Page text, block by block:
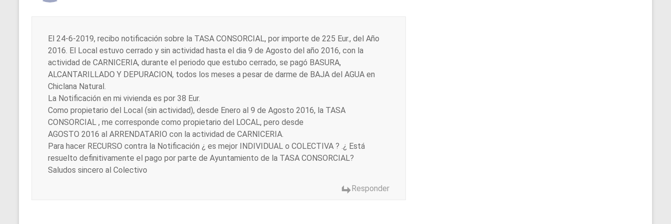
El 24-6-2019, recibo notificación sobre la TASA CONSORCIAL, por importe de 225 Eur., del Año
2016. El Local estuvo cerrado y sin actividad hasta el dia 9 de Agosto del año 2016, con la
actividad de CARNICERIA, durante el periodo que estubo cerrado, se pagó BASURA,
ALCANTARILLADO Y DEPURACION, todos los meses a pesar de darme de BAJA del AGUA en
Chiclana Natural.
La Notificación en mi vivienda es por 38 Eur.
Como propietario del Local (sin actividad), desde Enero al 9 de Agosto 2016, la TASA
CONSORCIAL , me corresponde como propietario del LOCAL, pero desde
AGOSTO 2016 al ARRENDATARIO con la actividad de CARNICERIA.
Para hacer RECURSO contra la Notificación ¿ es mejor INDIVIDUAL o COLECTIVA ? .¿ Está
resuelto definitivamente el pago por parte de Ayuntamiento de la TASA CONSORCIAL?
Saludos sincero al Colectivo
Responder